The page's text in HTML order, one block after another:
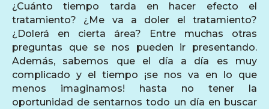
¿Cuánto tiempo tarda en hacer efecto el
tratamiento? ¿Me va a doler el tratamiento?
¿Dolerá en cierta área? Entre muchas otras
preguntas que se nos pueden ir presentando.
Además, sabemos que el día a día es muy
complicado y el tiempo ¡se nos va en lo que
menos imaginamos! hasta no tener la
oportunidad de sentarnos todo un día en buscar